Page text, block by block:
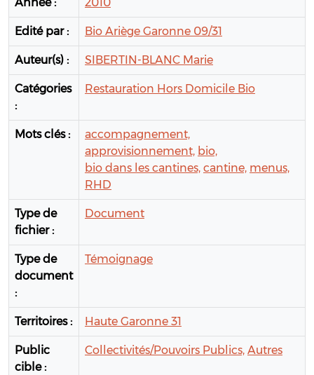
Edité par : Bio Ariège Garonne 09/31
Auteur(s) : SIBERTIN-BLANC Marie
Catégories
:
Restauration Hors Domicile Bio
Mots clés :
accompagnement,
approvisionnement, bio,
bio dans les cantines, cantine, menus,
RHD
Type de
fichier :
Document
Type de
document
:
Témoignage
Territoires : Haute Garonne 31
Public
cible :
Collectivités/Pouvoirs Publics, Autres